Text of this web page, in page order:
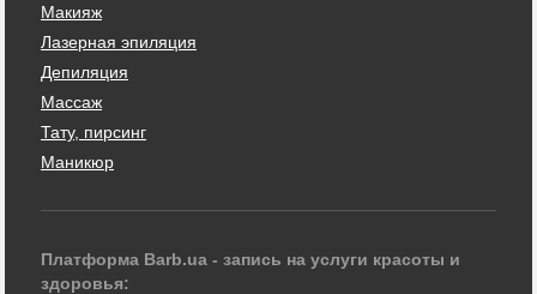
Макияж
Лазерная эпиляция
Депиляция
Массаж
Тату, пирсинг
Маникюр
Платформа Barb.ua - запись на услуги красоты и
здоровья: